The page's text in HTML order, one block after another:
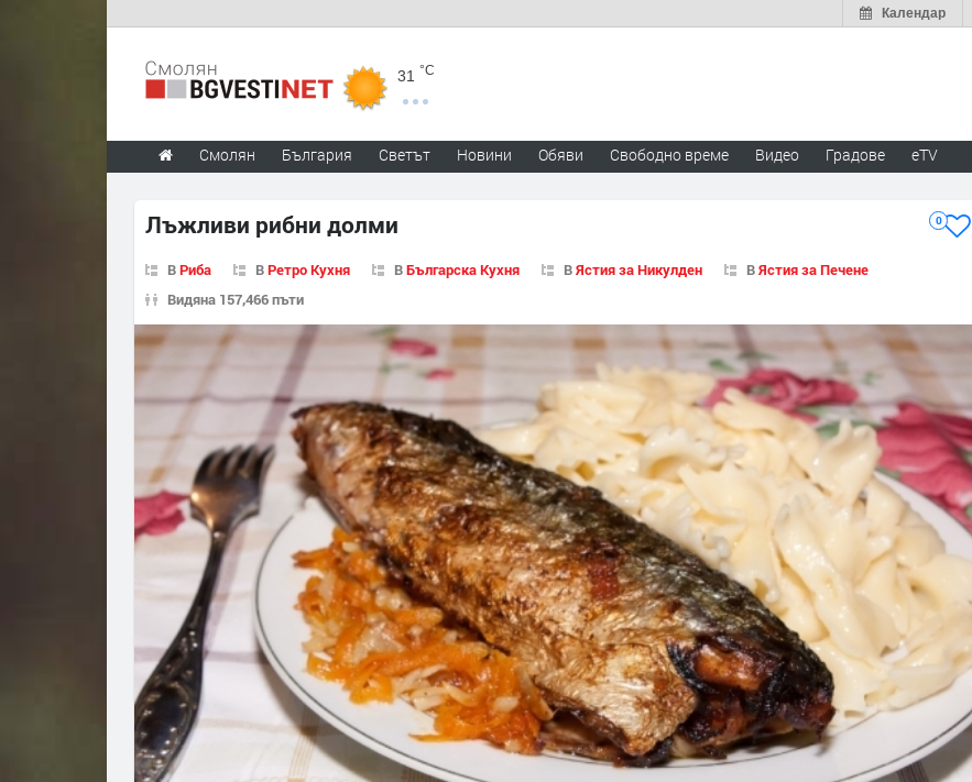
Календар
31 °C
Смолян България Светът Новини Обяви Свободно време Видео Градове eTV
Лъжливи рибни долми 0
ВРиба ВРетро Кухня ВБългарска Кухня ВЯстия за Никулден ВЯстия за Печене
Видяна 157,466 пъти